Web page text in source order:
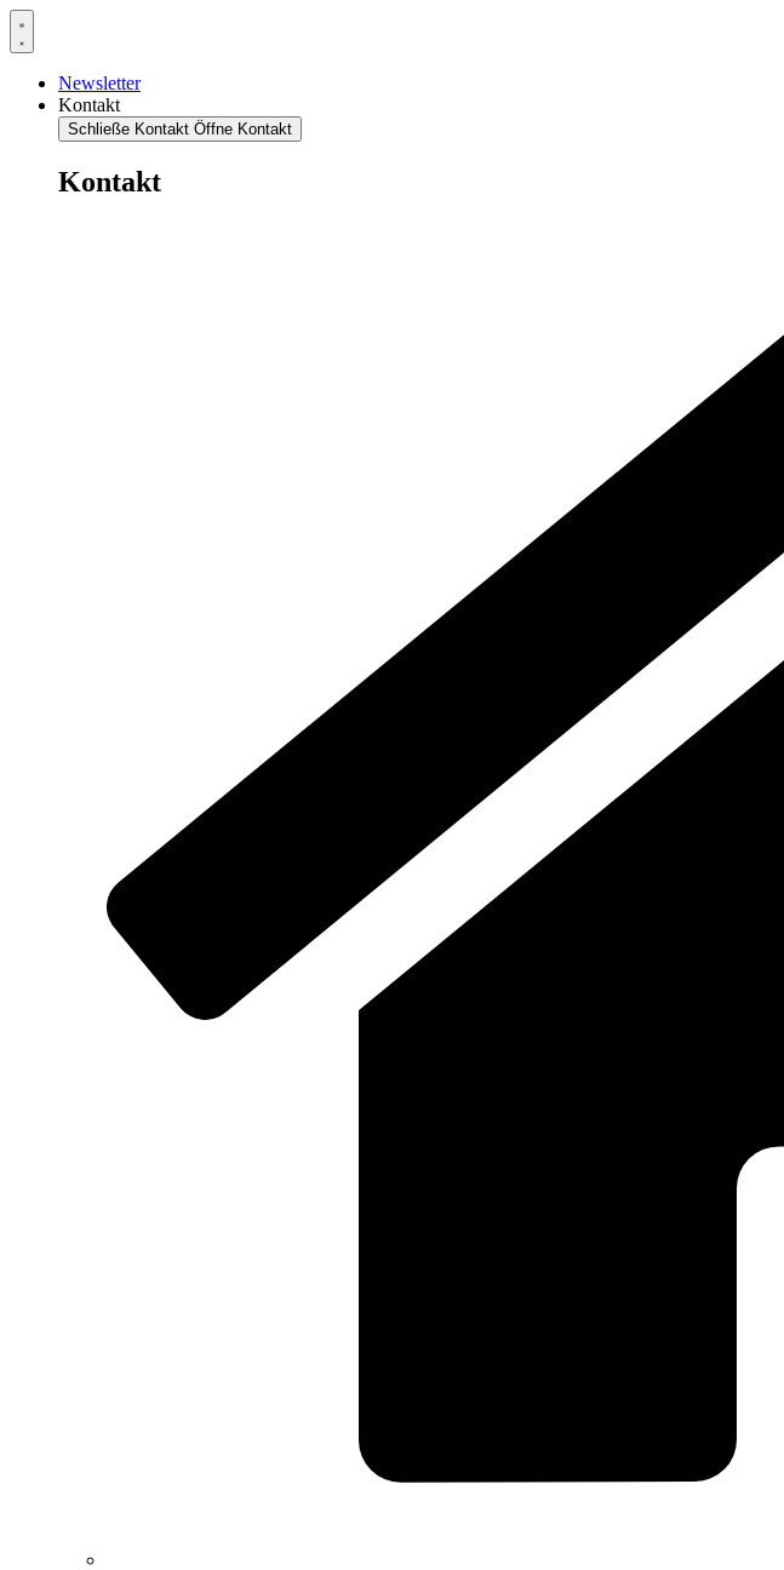
Newsletter
Kontakt
Schließe Kontakt Öffne Kontakt
Kontakt